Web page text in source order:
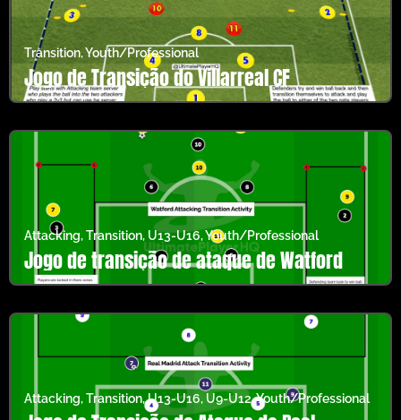
Transition,Youth/Professional
Jogo de Transição do Villarreal CF
Attacking,Transition, U13-U16,Youth/Professional
Jogo de transição de ataque de Watford
Attacking,Transition,U13-U16, U9-U12,Youth/Professional